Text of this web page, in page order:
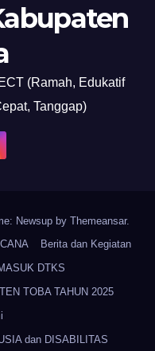
(Ramah, Edukatif
Tanggap)
Newsup by Themeansar.
Berita dan Kegiatan
DTKS
TOBA TAHUN 2025
dan DISABILITAS